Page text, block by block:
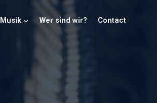
Musik Wer sind wir? Contact